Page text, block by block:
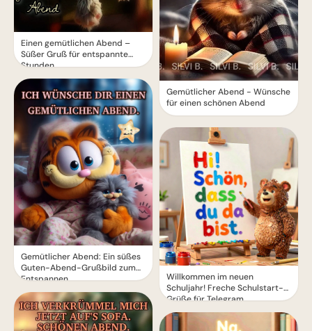
Einen gemütlichen Abend –
Süßer Gruß für entspannte
Stunden
Gemütlicher Abend: Ein süßes
Guten-Abend-Grußbild zum
Entspannen
Gemütlicher Abend - Wünsche
für einen schönen Abend
Willkommen im neuen
Schuljahr! Freche Schulstart-
Grüße für Telegram